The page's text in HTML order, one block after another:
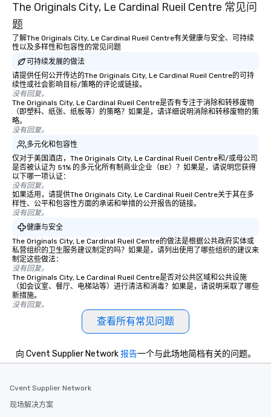
The Originals City, Le Cardinal Rueil Centre 常见问
题
了解The Originals City, Le Cardinal Rueil Centre有关健康与安全、可持续
性以及多样性和包容性的常见问题
可持续发展的做法
请提供任何公开传达的The Originals City, Le Cardinal Rueil Centre的可持
续性或社会影响目标/策略的评论或链接。
没有回复。
The Originals City, Le Cardinal Rueil Centre是否有专注于消除和转移废物
（即塑料、纸张、纸板等）的策略？如果是，请详细说明消除和转移废物的策
略。
没有回复。
多元化和包容性
仅对于美国酒店，The Originals City, Le Cardinal Rueil Centre和/或母公司
是否被认证为 51% 的多元化所有制商业企业（BE）？如果是，请说明您获得
以下哪一项认证：
没有回复。
如果适用，请提供The Originals City, Le Cardinal Rueil Centre关于其在多
样性、公平和包容性方面的承诺和举措的公开报告的链接。
没有回复。
健康与安全
The Originals City, Le Cardinal Rueil Centre的做法是根据公共政府实体或
私营组织的卫生服务建议制定的吗？如果是，请列出使用了哪些组织的建议来
制定这些做法：
没有回复。
The Originals City, Le Cardinal Rueil Centre是否对公共区域和公共设施
（如会议室、餐厅、电梯站等）进行清洁和消毒？如果是，请说明采取了哪些
新措施。
没有回复。
查看所有常见问题
向 Cvent Supplier Network报告一个与此场地简档有关的问题。
Cvent Supplier Network
现场解决方案